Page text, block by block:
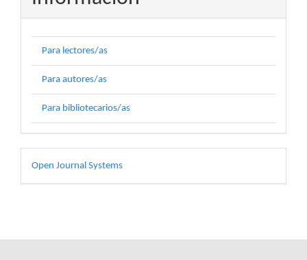
Para lectores/as
Para autores/as
Para bibliotecarios/as
Desarrollado
por
Open Journal Systems